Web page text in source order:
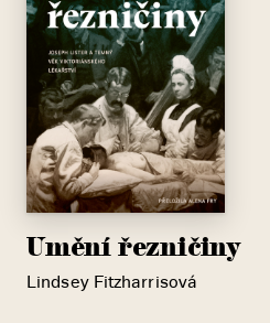
Umění řezničiny
Lindsey Fitzharrisová